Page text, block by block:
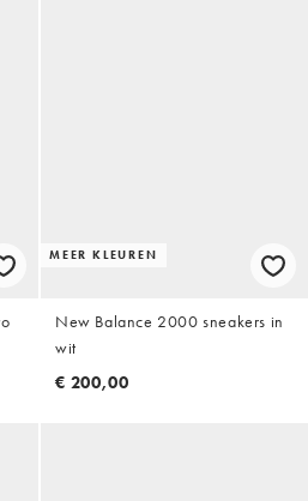
MEER KLEUREN
New Balance 2000 sneakers in
wit
€ 200,00